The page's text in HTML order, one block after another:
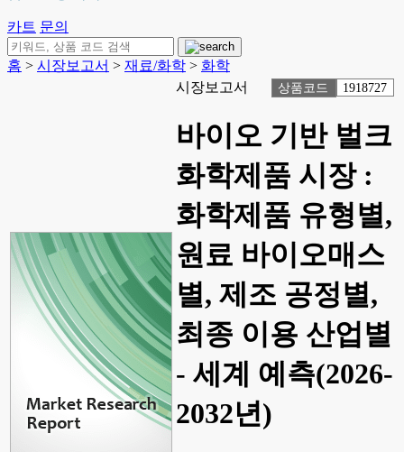
카트 문의
홈 > 시장보고서 > 재료/화학 > 화학
시장보고서
상품코드 1918727
바이오 기반 벌크
화학제품 시장 :
화학제품 유형별,
원료 바이오매스
별, 제조 공정별,
최종 이용 산업별
- 세계 예측(2026-
2032년)